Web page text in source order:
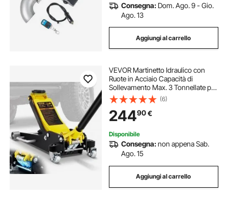
Consegna: Dom. Ago. 9 - Gio.
Ago. 13
Aggiungi al carrello
VEVOR Martinetto Idraulico con
Ruote in Acciaio Capacità di
Sollevamento Max. 3 Tonnellate per
Riparazione Auto Barca Veicolo,
Sollevatore con Ruote Altezza
Regolabile tra 90-500mm da Auto
Camion
(6)
24490€
Disponibile
Consegna:non appena Sab.
Ago. 15
Aggiungi al carrello